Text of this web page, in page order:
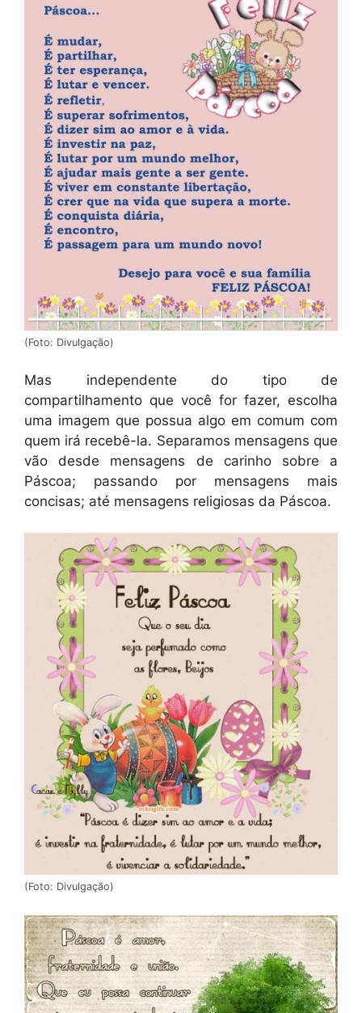
(Foto: Divulgação)
Mas independente do tipo de
compartilhamento que você for fazer, escolha
uma imagem que possua algo em comum com
quem irá recebê-la. Separamos mensagens que
vão desde mensagens de carinho sobre a
Páscoa; passando por mensagens mais
concisas; até mensagens religiosas da Páscoa.
(Foto: Divulgação)